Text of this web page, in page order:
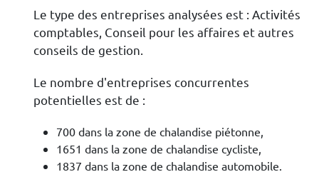
Le type des entreprises analysées est : Activités
comptables, Conseil pour les affaires et autres
conseils de gestion.
Le nombre d'entreprises concurrentes
potentielles est de :
700 dans la zone de chalandise piétonne,
1651 dans la zone de chalandise cycliste,
1837 dans la zone de chalandise automobile.